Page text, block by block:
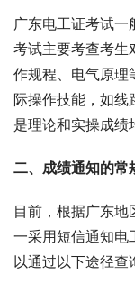
广东电工证考试
考试主要考查考生
作规程、电气原理
际操作技能，如线
是理论和实操成绩
二、成绩通知的常
目前，根据广东
一采用短信通知电
以通过以下途径查